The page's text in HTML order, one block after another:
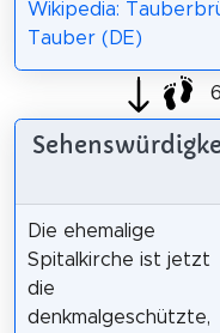
Wikipedia:
Tauber (DE)
Die ehemalige
Spitalkirche ist jetzt
die
denkmalgeschützte,